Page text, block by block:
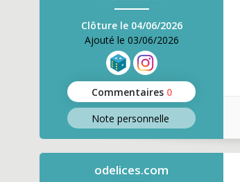
Clôture le 04/06/2026
Ajouté le 03/06/2026
Commentaires 0
Note personnelle
odelices.com